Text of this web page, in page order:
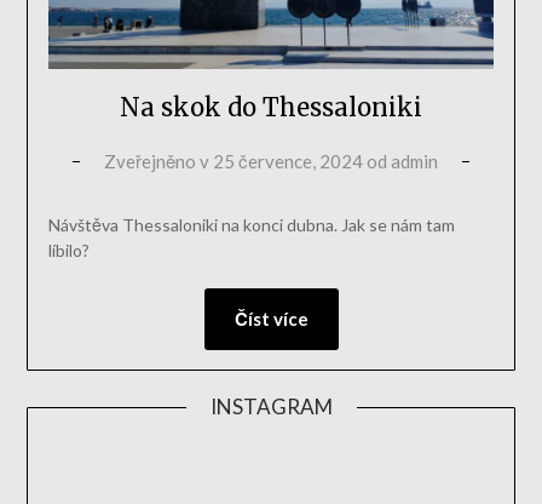
Na skok do Thessaloniki
Zveřejněno v 25 července, 2024 od admin
Návštěva Thessaloniki na konci dubna. Jak se nám tam
líbilo?
Číst více
INSTAGRAM